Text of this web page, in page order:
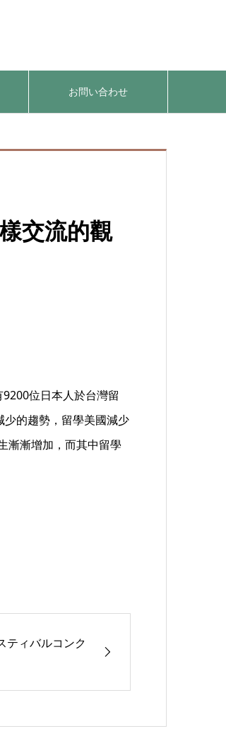
お問い合わせ
交流的觀
位日本人於台灣留
的趨勢，留學美國減少
漸漸增加，而其中留學
ティバルコンク